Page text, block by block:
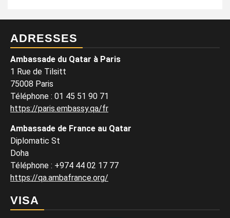
ADRESSES
Ambassade du Qatar à Paris
1 Rue de Tilsitt
75008 Paris
Téléphone : 01 45 51 90 71
https://paris.embassy.qa/fr
Ambassade de France au Qatar
Diplomatic St
Doha
Téléphone : +974 44 02 17 77
https://qa.ambafrance.org/
VISA